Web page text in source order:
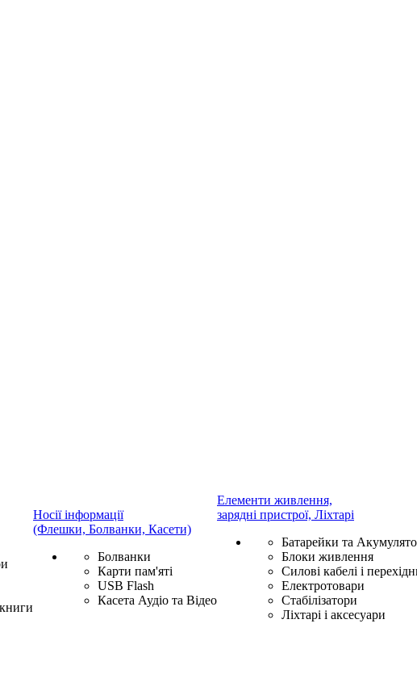
Носії інформації
(Флешки, Болванки, Касети)
Болванки
Карти пам'яті
USB Flash
Касета Аудіо та Відео
Елементи живлення,
зарядні пристрої, Ліхтарі
Батарейки та
Блоки живлення
Силові кабелі і
Електротовари
Стабілізатори
Ліхтарі і аксесуари